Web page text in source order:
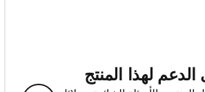
لهذا المنتج